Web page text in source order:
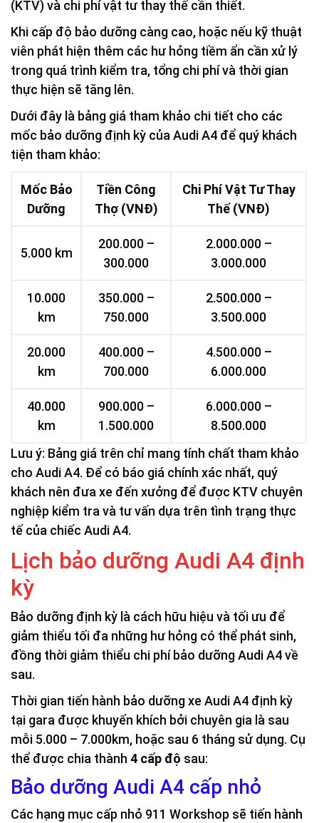
(KTV) và chi phí vật tư thay thế cần thiết.
Khi cấp độ bảo dưỡng càng cao, hoặc nếu kỹ thuật
viên phát hiện thêm các hư hỏng tiềm ẩn cần xử lý
trong quá trình kiểm tra, tổng chi phí và thời gian
thực hiện sẽ tăng lên.
Dưới đây là bảng giá tham khảo chi tiết cho các
mốc bảo dưỡng định kỳ của Audi A4 để quý khách
tiện tham khảo:
Mốc Bảo
Dưỡng
Tiền Công
Thợ (VNĐ)
Chi Phí Vật Tư Thay
Thế (VNĐ)
5.000 km
200.000 –
300.000
2.000.000 –
3.000.000
10.000
km
350.000 –
750.000
2.500.000 –
3.500.000
20.000
km
400.000 –
700.000
4.500.000 –
6.000.000
40.000
km
900.000 –
1.500.000
6.000.000 –
8.500.000
Lưu ý: Bảng giá trên chỉ mang tính chất tham khảo
cho Audi A4. Để có báo giá chính xác nhất, quý
khách nên đưa xe đến xưởng để được KTV chuyên
nghiệp kiểm tra và tư vấn dựa trên tình trạng thực
tế của chiếc Audi A4.
Lịch bảo dưỡng Audi A4 định
kỳ
Bảo dưỡng định kỳ là cách hữu hiệu và tối ưu để
giảm thiểu tối đa những hư hỏng có thể phát sinh,
đồng thời giảm thiểu chi phí bảo dưỡng Audi A4 về
sau.
Thời gian tiến hành bảo dưỡng xe Audi A4 định kỳ
tại gara được khuyến khích bởi chuyên gia là sau
mỗi 5.000 – 7.000km, hoặc sau 6 tháng sử dụng. Cụ
thể được chia thành 4 cấp độ sau:
Bảo dưỡng Audi A4 cấp nhỏ
Các hạng mục cấp nhỏ 911 Workshop sẽ tiến hành